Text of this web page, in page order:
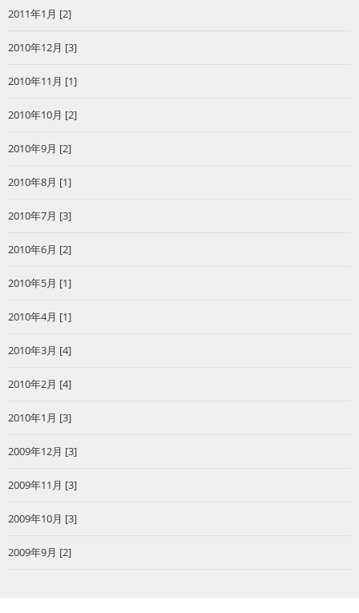
2011年1月 [2]
2010年12月 [3]
2010年11月 [1]
2010年10月 [2]
2010年9月 [2]
2010年8月 [1]
2010年7月 [3]
2010年6月 [2]
2010年5月 [1]
2010年4月 [1]
2010年3月 [4]
2010年2月 [4]
2010年1月 [3]
2009年12月 [3]
2009年11月 [3]
2009年10月 [3]
2009年9月 [2]